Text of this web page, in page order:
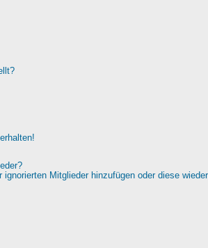
Mitglieder hinzufügen oder diese